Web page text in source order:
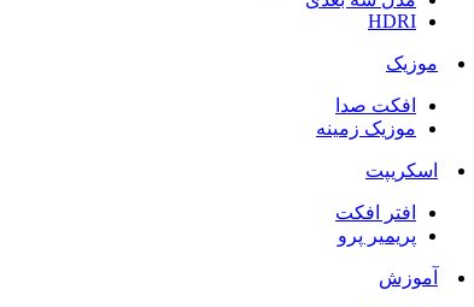
HDRI
موزیک
افکت صدا
موزیک زمینه
اسکریپت
افتر افکت
پریمیر پرو
آموزش